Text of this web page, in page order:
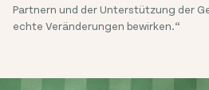
Partnern und der Unterstützung der
echte Veränderungen bewirken.“